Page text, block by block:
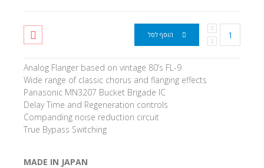
הוסף לסל
Analog Flanger based on vintage 80’s FL-9
Wide range of classic chorus and flanging effects
Panasonic MN3207 Bucket Brigade IC
Delay Time and Regeneration controls
Companding noise reduction circuit
True Bypass Switching
MADE IN JAPAN